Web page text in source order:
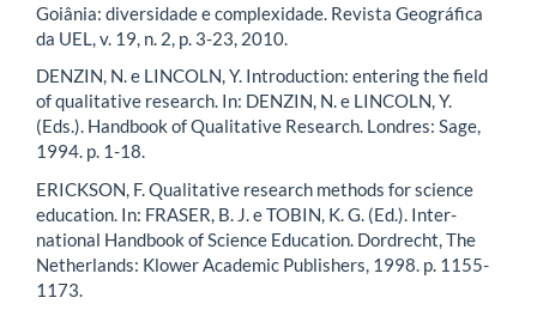
Goiânia: diversidade e complexidade. Revista Geográfica
da UEL, v. 19, n. 2, p. 3-23, 2010.
DENZIN, N. e LINCOLN, Y. Introduction: entering the field
of qualitative research. In: DENZIN, N. e LINCOLN, Y.
(Eds.). Handbook of Qualitative Research. Londres: Sage,
1994. p. 1-18.
ERICKSON, F. Qualitative research methods for science
education. In: FRASER, B. J. e TOBIN, K. G. (Ed.). Inter-
national Handbook of Science Education. Dordrecht, The
Netherlands: Klower Academic Publishers, 1998. p. 1155-
1173.